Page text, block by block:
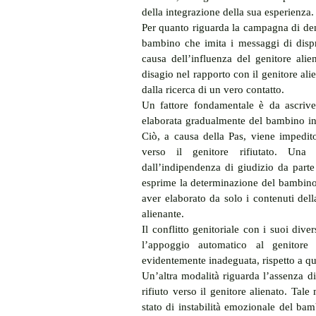
della integrazione della sua esperienza.
Per quanto riguarda la campagna di
bambino che imita i messaggi di
causa dell’influenza del genitore
disagio nel rapporto con il genitore
dalla ricerca di un vero contatto.
Un fattore fondamentale è da
elaborata gradualmente del bambino
Ciò, a causa della Pas, viene
verso il genitore rifiutato. Una
dall’indipendenza di giudizio da
esprime la determinazione del
aver elaborato da solo i contenuti
alienante.
Il conflitto genitoriale con i suoi
l’appoggio automatico al
evidentemente inadeguata, rispetto a
Un’altra modalità riguarda
rifiuto verso il genitore alienato. Tale
stato di instabilità emozionale del